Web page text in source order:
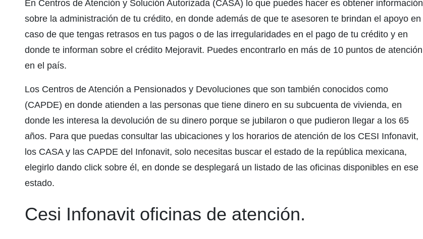
En Centros de Atención y Solución Autorizada (CASA) lo que puedes hacer es obtener información
sobre la administración de tu crédito, en donde además de que te asesoren te brindan el apoyo en
caso de que tengas retrasos en tus pagos o de las irregularidades en el pago de tu crédito y en
donde te informan sobre el crédito Mejoravit. Puedes encontrarlo en más de 10 puntos de atención
en el país.
Los Centros de Atención a Pensionados y Devoluciones que son también conocidos como
(CAPDE) en donde atienden a las personas que tiene dinero en su subcuenta de vivienda, en
donde les interesa la devolución de su dinero porque se jubilaron o que pudieron llegar a los 65
años. Para que puedas consultar las ubicaciones y los horarios de atención de los CESI Infonavit,
los CASA y las CAPDE del Infonavit, solo necesitas buscar el estado de la república mexicana,
elegirlo dando click sobre él, en donde se desplegará un listado de las oficinas disponibles en ese
estado.
Cesi Infonavit oficinas de atención.